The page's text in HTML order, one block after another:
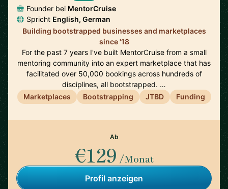
Founder bei MentorCruise
Spricht English, German
Building bootstrapped businesses and marketplaces
since '18
For the past 7 years I've built MentorCruise from a small
mentoring community into an expert marketplace that has
facilitated over 50,000 bookings across hundreds of
disciplines, all bootstrapped. …
Marketplaces
Bootstrapping JTBD Funding
Ab
€129 /Monat
Profil anzeigen